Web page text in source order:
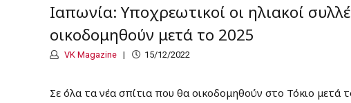
Ιαπωνία: Υποχρεωτικοί οι ηλιακοί
οικοδομηθούν μετά το 2025
VK Magazine 15/12/2022
Σε όλα τα νέα σπίτια που θα οικοδομηθούν στο Τόκιο μετά